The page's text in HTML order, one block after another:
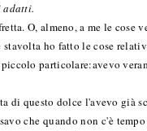
adatti.
O, almeno, a me le
stavolta ho fatto le cose
particolare:avevo
di questo dolce l'avevo già
che quando non c'è